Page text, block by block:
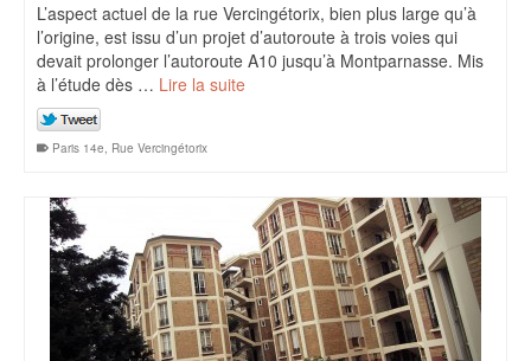
L’aspect actuel de la rue Vercingétorix, bien plus large qu’à
l’origine, est issu d’un projet d’autoroute à trois voies qui
devait prolonger l’autoroute A10 jusqu’à Montparnasse. Mis
à l’étude dès … Lire la suite
Paris 14e, Rue Vercingétorix